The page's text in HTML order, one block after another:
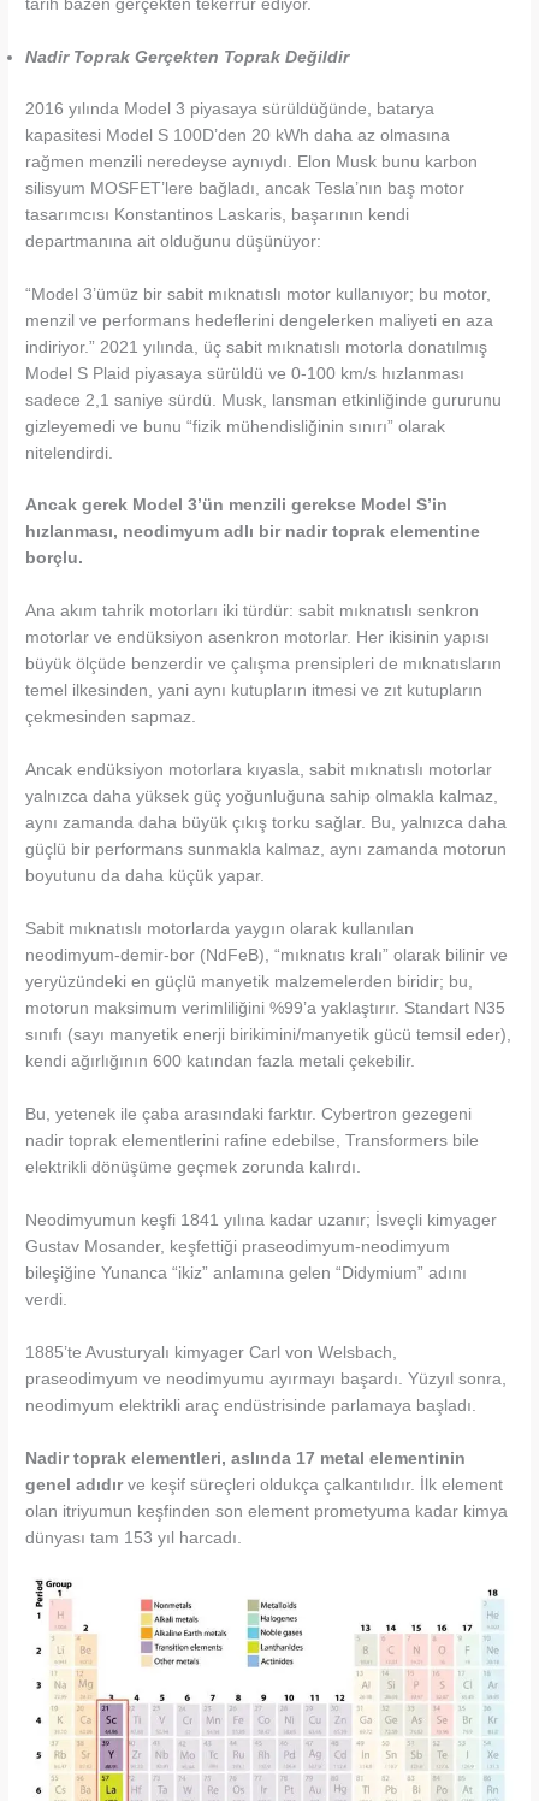
tarih bazen gerçekten tekerrür ediyor.
Nadir Toprak Gerçekten Toprak Değildir
2016 yılında Model 3 piyasaya sürüldüğünde, batarya
kapasitesi Model S 100D’den 20 kWh daha az olmasına
rağmen menzili neredeyse aynıydı. Elon Musk bunu karbon
silisyum MOSFET’lere bağladı, ancak Tesla’nın baş motor
tasarımcısı Konstantinos Laskaris, başarının kendi
departmanına ait olduğunu düşünüyor:
“Model 3’ümüz bir sabit mıknatıslı motor kullanıyor; bu motor,
menzil ve performans hedeflerini dengelerken maliyeti en aza
indiriyor.” 2021 yılında, üç sabit mıknatıslı motorla donatılmış
Model S Plaid piyasaya sürüldü ve 0-100 km/s hızlanması
sadece 2,1 saniye sürdü. Musk, lansman etkinliğinde gururunu
gizleyemedi ve bunu “fizik mühendisliğinin sınırı” olarak
nitelendirdi.
Ancak gerek Model 3’ün menzili gerekse Model S’in
hızlanması, neodimyum adlı bir nadir toprak elementine
borçlu.
Ana akım tahrik motorları iki türdür: sabit mıknatıslı senkron
motorlar ve endüksiyon asenkron motorlar. Her ikisinin yapısı
büyük ölçüde benzerdir ve çalışma prensipleri de mıknatısların
temel ilkesinden, yani aynı kutupların itmesi ve zıt kutupların
çekmesinden sapmaz.
Ancak endüksiyon motorlara kıyasla, sabit mıknatıslı motorlar
yalnızca daha yüksek güç yoğunluğuna sahip olmakla kalmaz,
aynı zamanda daha büyük çıkış torku sağlar. Bu, yalnızca daha
güçlü bir performans sunmakla kalmaz, aynı zamanda motorun
boyutunu da daha küçük yapar.
Sabit mıknatıslı motorlarda yaygın olarak kullanılan
neodimyum-demir-bor (NdFeB), “mıknatıs kralı” olarak bilinir ve
yeryüzündeki en güçlü manyetik malzemelerden biridir; bu,
motorun maksimum verimliliğini %99’a yaklaştırır. Standart N35
sınıfı (sayı manyetik enerji birikimini/manyetik gücü temsil eder),
kendi ağırlığının 600 katından fazla metali çekebilir.
Bu, yetenek ile çaba arasındaki farktır. Cybertron gezegeni
nadir toprak elementlerini rafine edebilse, Transformers bile
elektrikli dönüşüme geçmek zorunda kalırdı.
Neodimyumun keşfi 1841 yılına kadar uzanır; İsveçli kimyager
Gustav Mosander, keşfettiği praseodimyum-neodimyum
bileşiğine Yunanca “ikiz” anlamına gelen “Didymium” adını
verdi.
1885’te Avusturyalı kimyager Carl von Welsbach,
praseodimyum ve neodimyumu ayırmayı başardı. Yüzyıl sonra,
neodimyum elektrikli araç endüstrisinde parlamaya başladı.
Nadir toprak elementleri, aslında 17 metal elementinin
genel adıdırve keşif süreçleri oldukça çalkantılıdır. İlk element
olan itriyumun keşfinden son element prometyuma kadar kimya
dünyası tam 153 yıl harcadı.